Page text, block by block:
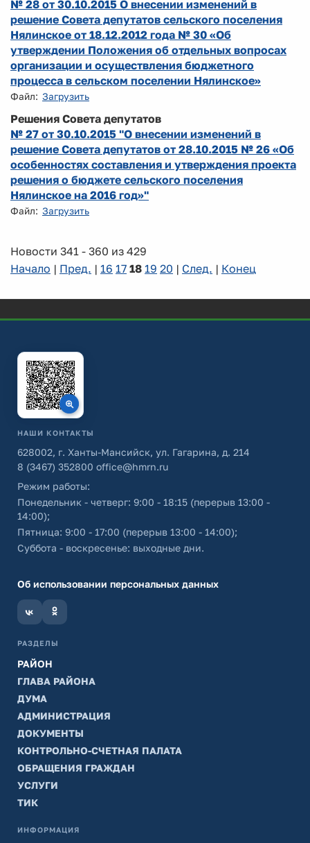
№ 28 от 30.10.2015 О внесении изменений в
решение Совета депутатов сельского поселения
Нялинское от 18.12.2012 года № 30 «Об
утверждении Положения об отдельных вопросах
организации и осуществления бюджетного
процесса в сельском поселении Нялинское»
Файл: Загрузить
Решения Совета депутатов
№ 27 от 30.10.2015 "О внесении изменений в
решение Совета депутатов от 28.10.2015 № 26 «Об
особенностях составления и утверждения проекта
решения о бюджете сельского поселения
Нялинское на 2016 год»"
Файл: Загрузить
Новости 341 - 360 из 429
Начало | Пред. | 16 17 18 19 20 | След. | Конец
НАШИ КОНТАКТЫ
628002, г. Ханты-Мансийск, ул. Гагарина, д. 214
8 (3467) 352800 office@hmrn.ru
Режим работы:
Понедельник - четверг: 9:00 - 18:15 (перерыв 13:00 -
14:00);
Пятница: 9:00 - 17:00 (перерыв 13:00 - 14:00);
Суббота - воскресенье: выходные дни.
Об использовании персональных данных
РАЗДЕЛЫ
РАЙОН
ГЛАВА РАЙОНА
ДУМА
АДМИНИСТРАЦИЯ
ДОКУМЕНТЫ
КОНТРОЛЬНО-СЧЕТНАЯ ПАЛАТА
ОБРАЩЕНИЯ ГРАЖДАН
УСЛУГИ
ТИК
ИНФОРМАЦИЯ